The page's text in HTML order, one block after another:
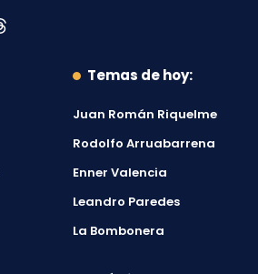
Temas de hoy:
Juan Román Riquelme
Rodolfo Arruabarrena
Enner Valencia
Leandro Paredes
La Bombonera